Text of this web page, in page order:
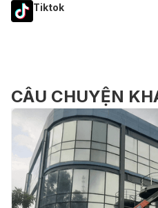
Tiktok
CÂU CHUYỆN